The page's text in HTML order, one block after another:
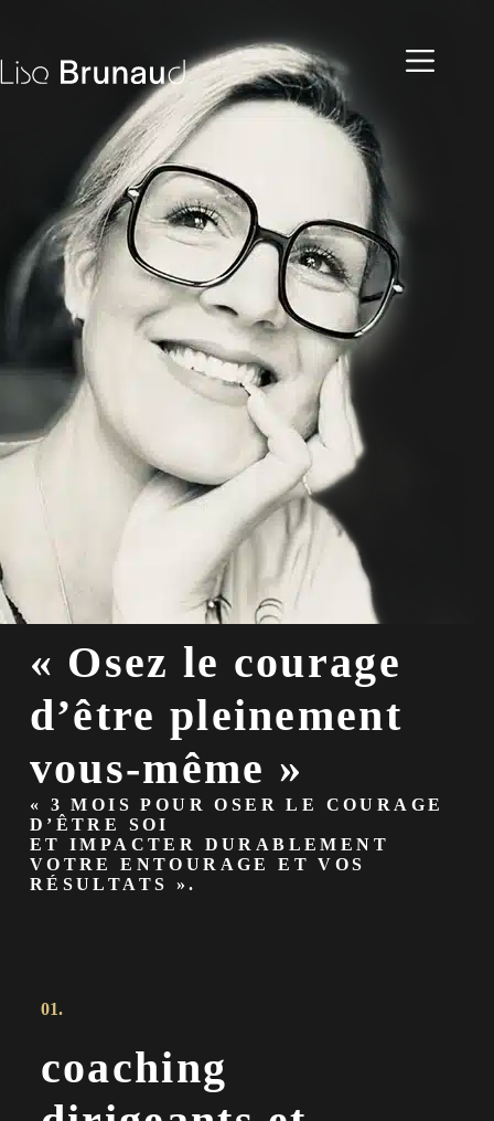
« Osez le courage
d’être pleinement
vous-même »
« 3 MOIS POUR OSER LE COURAGE
D’ÊTRE SOI
ET IMPACTER DURABLEMENT
VOTRE ENTOURAGE ET VOS
RÉSULTATS ».
01.
coaching